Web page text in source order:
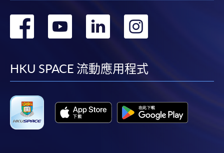
轉
facebook
轉
youtube
轉
linkedin
轉
HKU SPACE 流動應用程式